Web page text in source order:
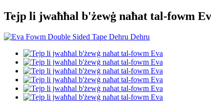
Tejp li jwaħħal b'żewġ naħat tal-fowm